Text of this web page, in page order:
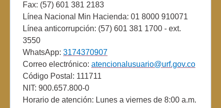
Fax: (57) 601 381 2183
Línea Nacional Min Hacienda: 01 8000 910071
Línea anticorrupción: (57) 601 381 1700 - ext.
3550
WhatsApp: 3174370907
Correo electrónico: atencionalusuario@urf.gov.co
Código Postal: 111711
NIT: 900.657.800-0
Horario de atención: Lunes a viernes de 8:00 a.m.